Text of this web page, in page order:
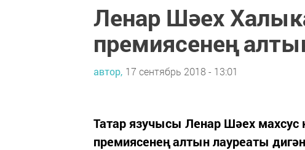
Ленар Шәех
премиясенең
автор, 17 сентябрь 2018 - 13:01
Татар язучысы Ленар Шәех
премиясенең алтын лауреаты